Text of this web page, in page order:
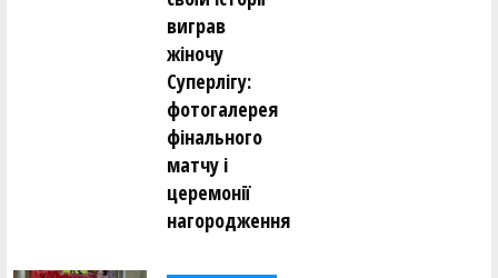
Альбіна Сазонова ()
Сергій Сальніков ()
Сергій Сальніков ()
Роман Свиницький ()
Вясчеслав Севаст'янов ()
Євген Селіванов ()
Світлана Середня ()
Валентин Сліпуха ()
Сергій Слободянюк ()
виграв
жіночу
Суперлігу:
фотогалерея
фінального
матчу і
церемонії
нагородження